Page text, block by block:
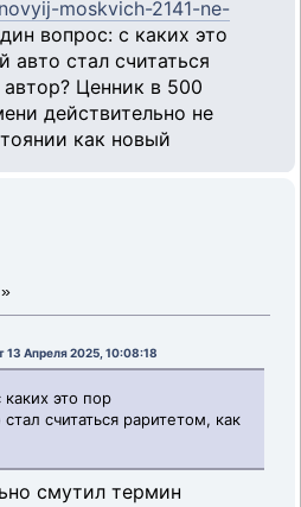
moskvich-2141-ne-
вопрос: с каких это
авто стал считаться
Ценник в 500
действительно не
как новый
Апреля 2025, 10:08:18
это пор
считаться раритетом, как
смутил термин